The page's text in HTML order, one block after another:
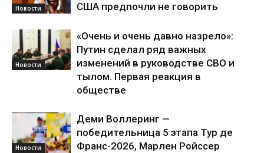
Новости
США предпочли не говорить
Новости
«Очень и очень давно назрело»:
Путин сделал ряд важных
изменений в руководстве СВО и
тылом. Первая реакция в
обществе
Новости
Деми Воллеринг —
победительница 5 этапа Тур де
Франс-2026, Марлен Ройссер